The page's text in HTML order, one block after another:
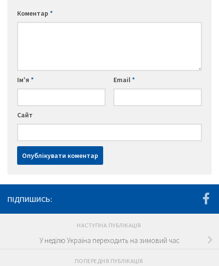
Коментар *
Ім'я * Email*
Сайт
ПІДПИШИСЬ:
НАСТУПНА ПУБЛІКАЦІЯ
У неділю Україна переходить на зимовий час
ПОПЕРЕДНЯ ПУБЛІКАЦІЯ